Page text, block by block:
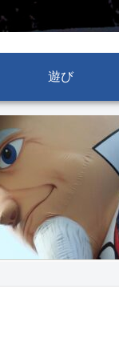
遊び